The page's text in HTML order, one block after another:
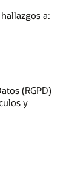
a:
(RGPD)
y